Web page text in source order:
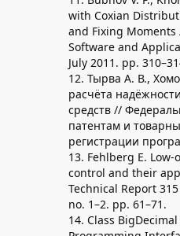
with Coxian
and Fixing Moments
Software and
July 2011. pp.
12. Тырва А. В.,
расчёта
средств //
патентам и
регистрации
13. Fehlberg E.
control and their
Technical Report
no. 1–2. pp. 61–71.
14. Class